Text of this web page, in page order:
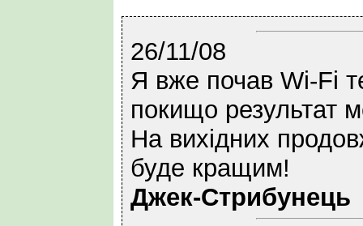
26/11/08
Я вже почав Wi-Fi
покищо результат
На вихідних
буде кращим!
Джек-Стрибунець